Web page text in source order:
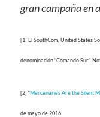
gran campaña en
[1] El SouthCom, United States
denominación “Comando Sur”.
[2] “Mercenaries Are the Silent
de mayo de 2016.